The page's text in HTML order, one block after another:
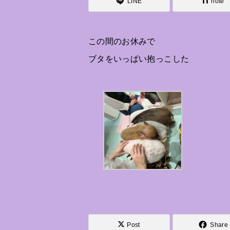
この間のお休みで
ブタをいっぱい抱っこした
Post Share